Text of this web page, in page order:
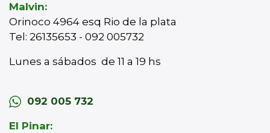
Malvin:
Orinoco 4964 esq Rio de la plata
Tel: 26135653 - 092 005732
Lunes a sábados de 11 a 19 hs
092 005 732
El Pinar: